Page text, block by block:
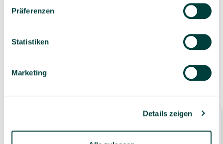
Präferenzen
Statistiken
Marketing
Details zeigen
Geprüfte Lieferkette
1-3 Werktage Lieferzeit
bei Versand aus dem